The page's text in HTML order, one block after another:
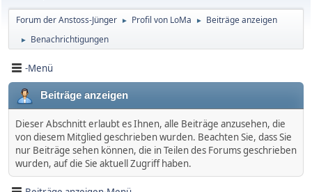
Forum der Anstoss-Jünger ► Profil von LoMa ► Beiträge anzeigen
► Benachrichtigungen
-Menü
Beiträge anzeigen
Dieser Abschnitt erlaubt es Ihnen, alle Beiträge anzusehen, die
von diesem Mitglied geschrieben wurden. Beachten Sie, dass Sie
nur Beiträge sehen können, die in Teilen des Forums geschrieben
wurden, auf die Sie aktuell Zugriff haben.